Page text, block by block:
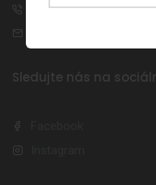
739 593 190
Sledujte nás na